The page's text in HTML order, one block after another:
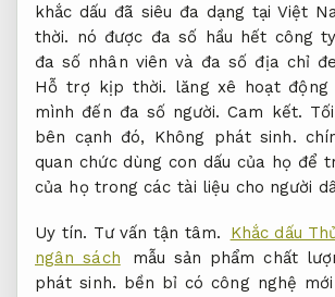
khắc dấu đã siêu đa dạng tại Việt
thời. nó được đa số hầu hết công
đa số nhân viên và đa số địa chỉ
Hỗ trợ kịp thời. lăng xê hoạt
mình đến đa số người.Cam kết.
bên cạnh đó, Không phát sinh.
quan chức dùng con dấu của họ để
của họ trong các tài liệu cho người
Uy tín. Tư vấn tận tâm.
Khắc dấu
ngân sách
mẫu sản phẩm chất
phát sinh. bền bỉ có công nghệ